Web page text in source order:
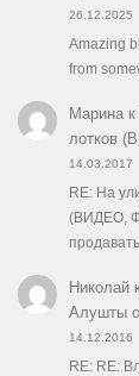
26.12.2025
Amazing
from
Маринак
лотков
14.03.2017
RE: На
(ВИДЕО,
Николай
Алушты
14.12.2016
RE: RE: